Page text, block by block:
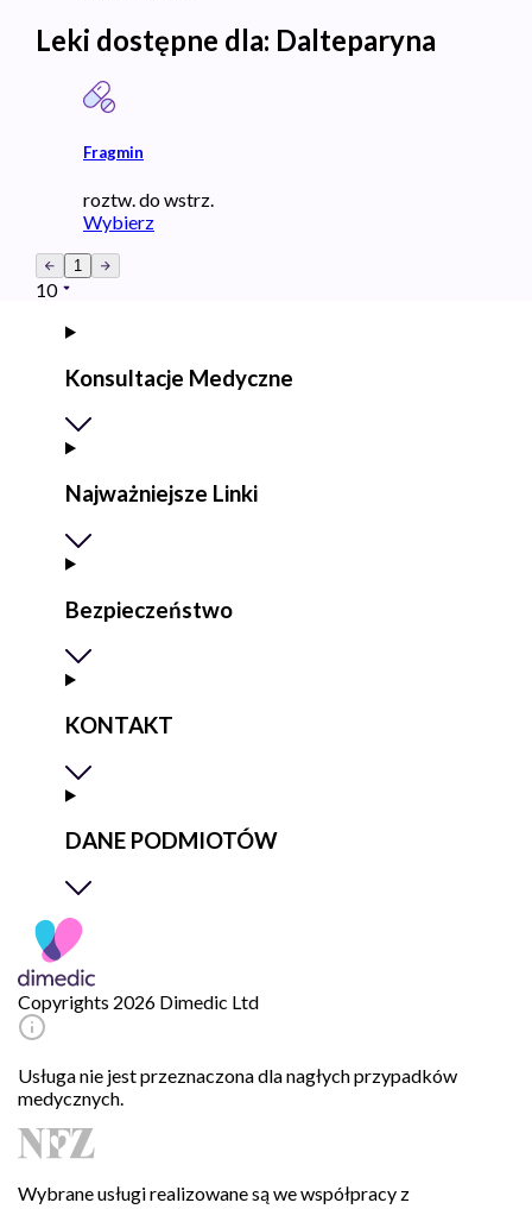
Leki dostępne dla: Dalteparyna
Fragmin
roztw. do wstrz.
Wybierz
1
10
Konsultacje Medyczne
Najważniejsze Linki
Bezpieczeństwo
KONTAKT
DANE PODMIOTÓW
Copyrights 2026 Dimedic Ltd
Usługa nie jest przeznaczona dla nagłych przypadków
medycznych.
Wybrane usługi realizowane są we współpracy z